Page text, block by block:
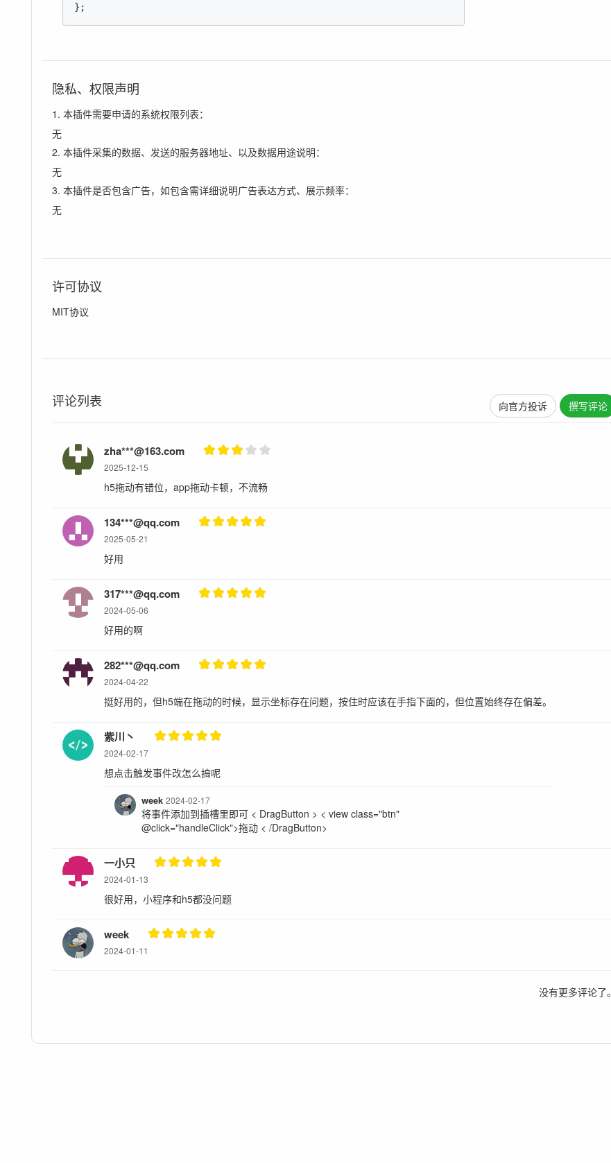
};
隐私、权限声明
1. 本插件需要申请的系统权限列表：
无
2. 本插件采集的数据、发送的服务器地址、以及数据用途说明：
无
3. 本插件是否包含广告，如包含需详细说明广告表达方式、展示频率：
无
许可协议
MIT协议
评论列表 撰写评论
向官方投诉
zha***@163.com
2025-12-15
h5拖动有错位，app拖动卡顿，不流畅
134***@qq.com
2025-05-21
好用
317***@qq.com
2024-05-06
好用的啊
282***@qq.com
2024-04-22
挺好用的，但h5端在拖动的时候，显示坐标存在问题，按住时应该在手指下面的，但位置始终存在偏差。
紫川丶
2024-02-17
想点击触发事件改怎么搞呢
week2024-02-17
将事件添加到插槽里即可 < DragButton > < view class="btn"
@click="handleClick">拖动 < /DragButton>
一小只
2024-01-13
很好用，小程序和h5都没问题
week
2024-01-11
没有更多评论了。